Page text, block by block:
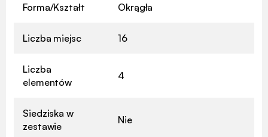
Forma/Kształt Okrągła
Liczba miejsc 16
Liczba
elementów
4
Siedziska w
zestawie
Nie